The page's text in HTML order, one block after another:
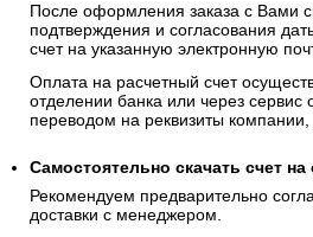
После оформления заказа с Вами
подтверждения и согласования
счет на указанную электронную
Оплата на расчетный счет
отделении банка или через сервис
переводом на реквизиты компании,
Самостоятельно скачать счет на
Рекомендуем предварительно
доставки с менеджером.